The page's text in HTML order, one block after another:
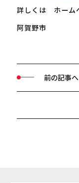
詳しくは ホーム
阿賀野市
前の記事へ